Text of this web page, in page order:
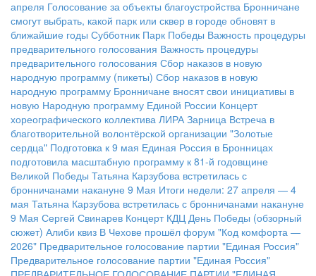
апреля Голосование за объекты благоустройства Бронничане
смогут выбрать, какой парк или сквер в городе обновят в
ближайшие годы Субботник Парк Победы Важность процедуры
предварительного голосования Важность процедуры
предварительного голосования Сбор наказов в новую
народную программу (пикеты) Сбор наказов в новую
народную программу Бронничане вносят свои инициативы в
новую Народную программу Единой России Концерт
хореографического коллектива ЛИРА Зарница Встреча в
благотворительной волонтёрской организации "Золотые
сердца" Подготовка к 9 мая Единая Россия в Бронницах
подготовила масштабную программу к 81-й годовщине
Великой Победы Татьяна Карзубова встретилась с
бронничанами накануне 9 Мая Итоги недели: 27 апреля — 4
мая Татьяна Карзубова встретилась с бронничанами накануне
9 Мая Сергей Свинарев Концерт КДЦ День Победы (обзорный
сюжет) Алиби квиз В Чехове прошёл форум "Код комфорта —
2026" Предварительное голосование партии "Единая Россия"
Предварительное голосование партии "Единая Россия"